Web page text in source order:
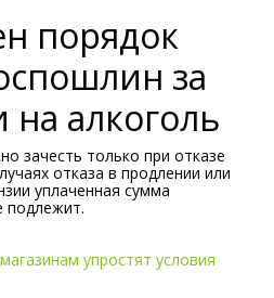
порядок
за
алкоголь
зачесть только при отказе
отказа в продлении или
уплаченная сумма
подлежит.
упростят условия